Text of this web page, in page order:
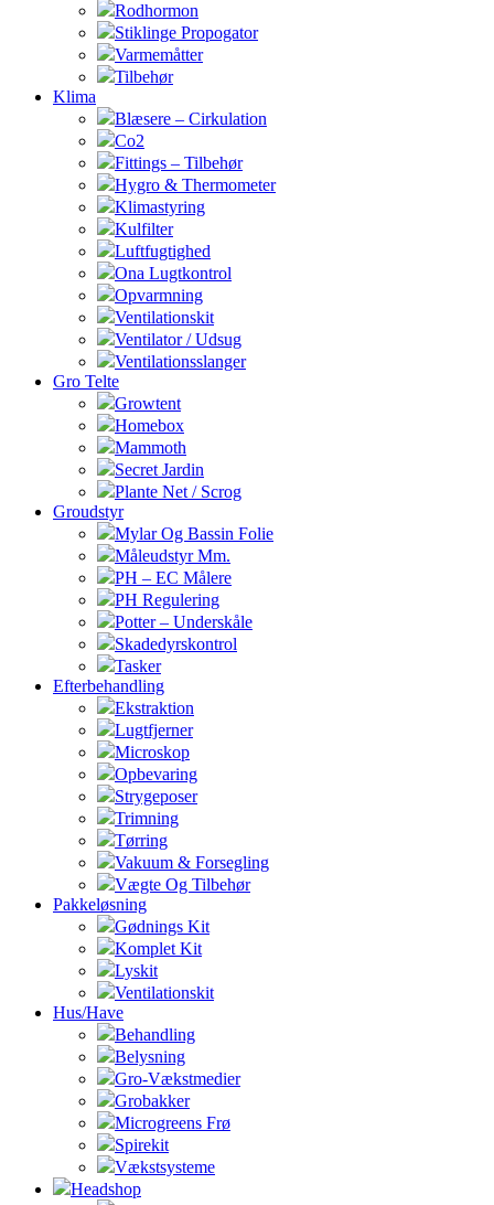
Rodhormon
Stiklinge Propogator
Varmemåtter
Tilbehør
Klima
Blæsere – Cirkulation
Co2
Fittings – Tilbehør
Hygro & Thermometer
Klimastyring
Kulfilter
Luftfugtighed
Ona Lugtkontrol
Opvarmning
Ventilationskit
Ventilator / Udsug
Ventilationsslanger
Gro Telte
Growtent
Homebox
Mammoth
Secret Jardin
Plante Net / Scrog
Groudstyr
Mylar Og Bassin Folie
Måleudstyr Mm.
PH – EC Målere
PH Regulering
Potter – Underskåle
Skadedyrskontrol
Tasker
Efterbehandling
Ekstraktion
Lugtfjerner
Microskop
Opbevaring
Strygeposer
Trimning
Tørring
Vakuum & Forsegling
Vægte Og Tilbehør
Pakkeløsning
Gødnings Kit
Komplet Kit
Lyskit
Ventilationskit
Hus/Have
Behandling
Belysning
Gro-Vækstmedier
Grobakker
Microgreens Frø
Spirekit
Vækstsysteme
Headshop